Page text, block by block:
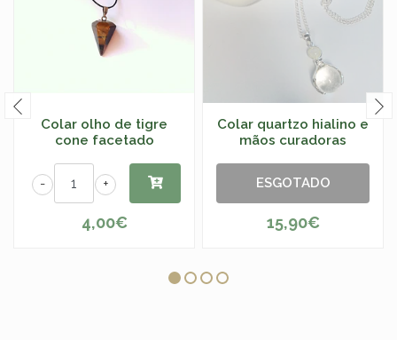
Colar olho de tigre
cone facetado
+
-
4,00€
Colar quartzo hialino e
mãos curadoras
ESGOTADO
15,90€